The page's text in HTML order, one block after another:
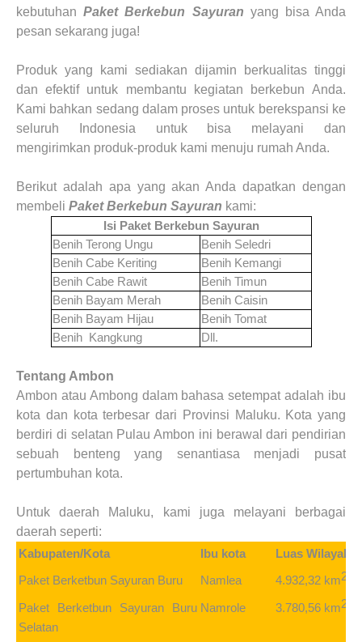
kebutuhanPaket Berkebun Sayuran yang bisa Anda
pesan sekarang juga!
Produk yang kami sediakan dijamin berkualitas tinggi
dan efektif untuk membantu kegiatan
berkebunAnda.
Kami bahkan sedang dalam proses untuk berekspansi ke
seluruh Indonesia untuk bisa melayani dan
mengirimkan produk-produk kami menuju rumah Anda.
Berikut adalah apa yang akan Anda dapatkan dengan
membeli Paket Berkebun Sayuran kami:
Isi Paket Berkebun Sayuran
Benih Terong Ungu
Benih Seledri
Benih Cabe Keriting
Benih Kemangi
Benih Cabe Rawit
Benih Timun
Benih Bayam Merah
Benih Caisin
Benih Bayam Hijau
Benih Tomat
Benih Kangkung
Dll.
Tentang Ambon
Ambon atau Ambong dalam bahasa setempat adalah ibu
kota dan kota terbesar dari Provinsi Maluku. Kota yang
berdiri di selatan Pulau Ambon ini berawal dari pendirian
sebuah benteng yang senantiasa menjadi pusat
pertumbuhan kota.
Untuk daerah Maluku, kami juga melayani berbagai
daerah seperti:
Kabupaten/Kota Ibu kota Luas Wilayah
Paket Berketbun Sayuran Buru Namlea 4.932,32 km2
Paket Berketbun Sayuran
Buru
Selatan
Namrole 3.780,56 km2